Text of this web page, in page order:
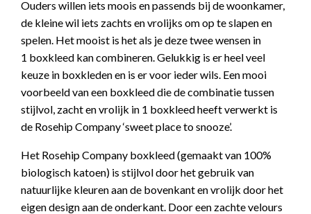
Ouders willen iets moois en passends bij de woonkamer,
de kleine wil iets zachts en vrolijks om op te slapen en
spelen. Het mooist is het als je deze twee wensen in
1 boxkleed kan combineren. Gelukkig is er heel veel
keuze in boxkleden en is er voor ieder wils. Een mooi
voorbeeld van een boxkleed die de combinatie tussen
stijlvol, zacht en vrolijk in 1 boxkleed heeft verwerkt is
de Rosehip Company ‘sweet place to snooze’.
Het Rosehip Company boxkleed (gemaakt van 100%
biologisch katoen) is stijlvol door het gebruik van
natuurlijke kleuren aan de bovenkant en vrolijk door het
eigen design aan de onderkant. Door een zachte velours